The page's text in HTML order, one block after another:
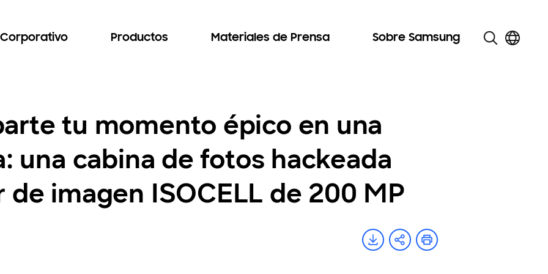
Corporativo Productos Materiales de Prensa Sobre Samsung
tu momento épico en una
una cabina de fotos hackeada
de imagen ISOCELL de 200 MP